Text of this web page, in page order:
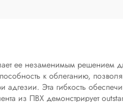
ее незаменимым решением
к облеганию,
Эта гибкость
из ПВХ демонстрирует